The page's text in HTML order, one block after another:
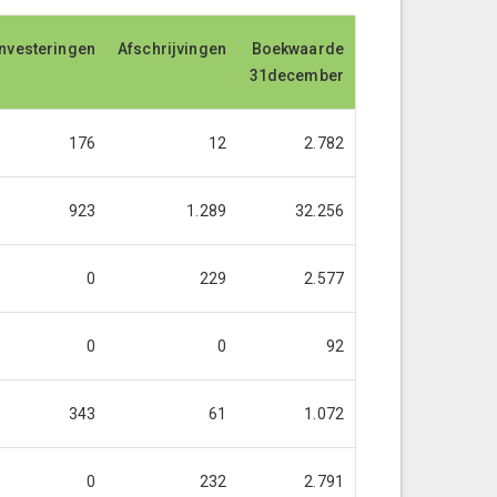
Afschrijvingen
Boekwaarde
31december
Afschrijvingen
Boekwaarde
31december
176 12 2.782
923 1.289 32.256
0 229 2.577
0 0 92
343 61 1.072
0 232 2.791